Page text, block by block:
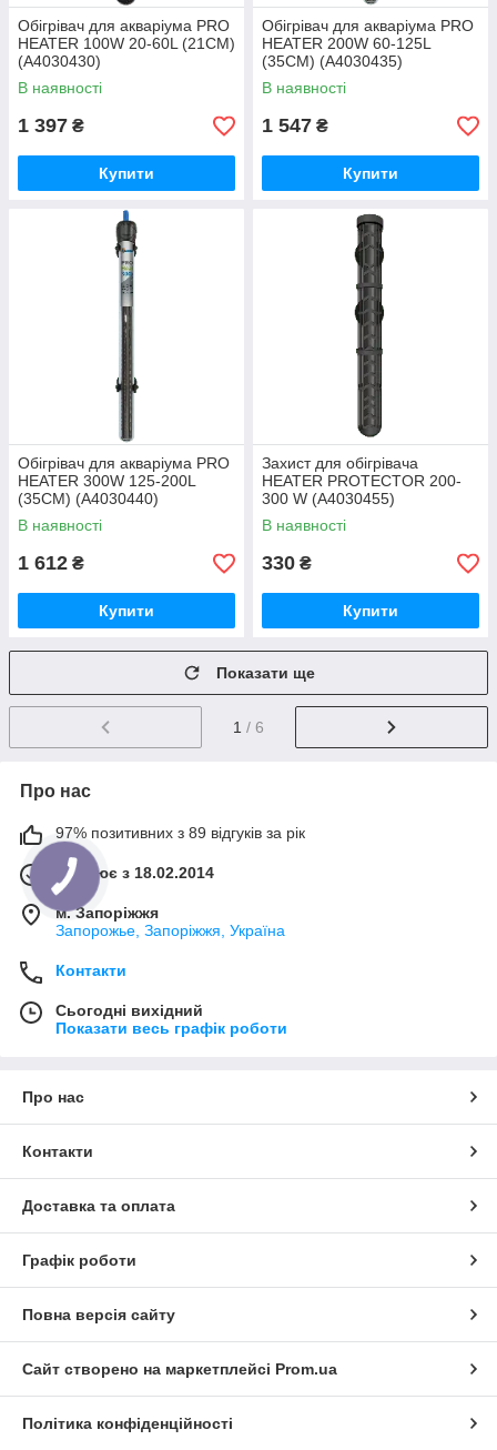
Обігрівач для акваріума PRO
HEATER 100W 20-60L (21CM)
(A4030430)
В наявності
1 397 ₴
Купити
Обігрівач для акваріума PRO
HEATER 200W 60-125L
(35CM) (A4030435)
В наявності
1 547 ₴
Купити
Обігрівач для акваріума PRO
HEATER 300W 125-200L
(35CM) (A4030440)
В наявності
1 612 ₴
Купити
Захист для обігрівача
HEATER PROTECTOR 200-
300 W (A4030455)
В наявності
330 ₴
Купити
Показати ще
1 / 6
Про нас
97% позитивних з 89 відгуків за рік
Працює з 18.02.2014
м. Запоріжжя
Запорожье, Запоріжжя, Україна
Контакти
Сьогодні вихідний
Показати весь графік роботи
Про нас
Контакти
Доставка та оплата
Графік роботи
Повна версія сайту
Сайт створено на маркетплейсі Prom.ua
Політика конфіденційності